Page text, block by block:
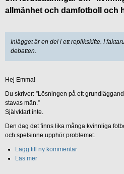
allmänhet och damfotboll och
Inlägget är en del i ett replikskifte. I
debatten.
Hej Emma!
Du skriver: ”Lösningen på ett
stavas män.”
Självklart inte.
Den dag det finns lika många kvinnliga
och spelsinne upphör problemet.
Lägg till ny kommentar
Läs mer